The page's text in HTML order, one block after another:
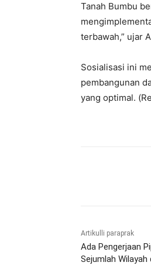
Tanah Bumbu
terbawah,” ujar
Sosialisasi ini
pembangunan
yang optimal.
Artikulli paraprak
Ada Pengerjaan
Sejumlah